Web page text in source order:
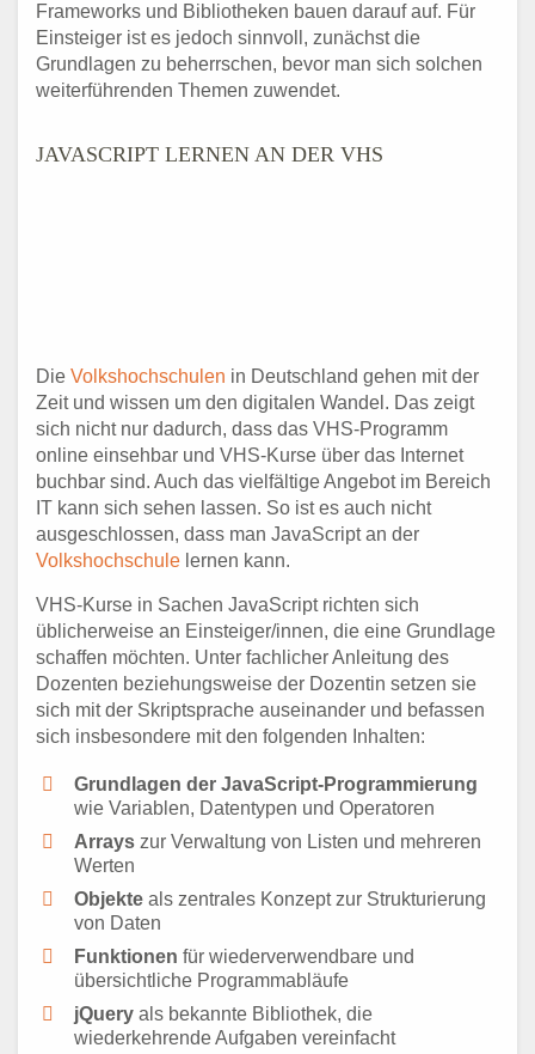
Frameworks und Bibliotheken bauen darauf auf. Für
Einsteiger ist es jedoch sinnvoll, zunächst die
Grundlagen zu beherrschen, bevor man sich solchen
weiterführenden Themen zuwendet.
JAVASCRIPT LERNEN AN DER VHS
Die Volkshochschulen in Deutschland gehen mit der
Zeit und wissen um den digitalen Wandel. Das zeigt
sich nicht nur dadurch, dass das VHS-Programm
online einsehbar und VHS-Kurse über das Internet
buchbar sind. Auch das vielfältige Angebot im Bereich
IT kann sich sehen lassen. So ist es auch nicht
ausgeschlossen, dass man JavaScript an der
Volkshochschule lernen kann.
VHS-Kurse in Sachen JavaScript richten sich
üblicherweise an Einsteiger/innen, die eine Grundlage
schaffen möchten. Unter fachlicher Anleitung des
Dozenten beziehungsweise der Dozentin setzen sie
sich mit der Skriptsprache auseinander und befassen
sich insbesondere mit den folgenden Inhalten:
Grundlagen der JavaScript-Programmierung
wie Variablen, Datentypen und Operatoren
Arrays zur Verwaltung von Listen und mehreren
Werten
Objekte als zentrales Konzept zur Strukturierung
von Daten
Funktionen für wiederverwendbare und
übersichtliche Programmabläufe
jQuery als bekannte Bibliothek, die
wiederkehrende Aufgaben vereinfacht